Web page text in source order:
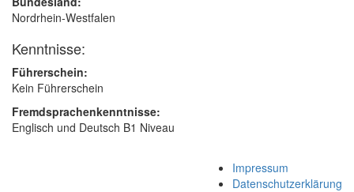
Nordrhein-Westfalen
Kenntnisse:
Führerschein:
Kein Führerschein
Fremdsprachenkenntnisse:
Englisch und Deutsch B1 Niveau
Impressum
Datenschutzerklärung